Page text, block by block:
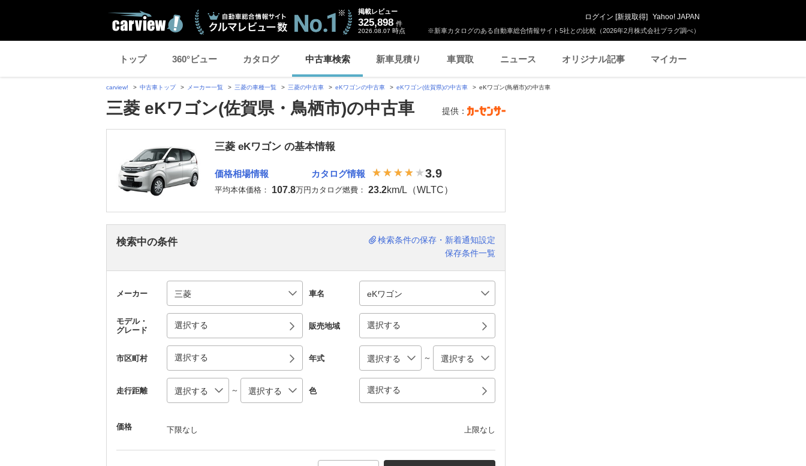
※新車カタログのある自動車総合情報サイト5社との比較（2026年2月株式会社プラグ調べ）
掲載レビュー
325,898 件
2026.08.07 時点
ログイン [新規取得] Yahoo! JAPAN
トップ 360°ビュー カタログ 中古車検索 新車見積り 車買取 ニュース オリジナル記事 マイカー
carview! 中古車トップ メーカー一覧 三菱の車種一覧 三菱の中古車 eKワゴンの中古車 eKワゴン(佐賀県)の中古車 eKワゴン(鳥栖市)の中古車
三菱 eKワゴン(佐賀県・鳥栖市)の中古車 提供：
三菱 eKワゴン の基本情報
価格相場情報
平均本体価格： 107.8万円
カタログ情報 3.9
カタログ燃費： 23.2km/L（WLTC）
検索中の条件
検索条件の保存・新着通知設定
保存条件一覧
メーカー 車名
モデル・
グレード
選択する 販売地域 選択する
市区町村 選択する 年式 ～
走行距離 ～ 色 選択する
価格 下限なし 上限なし